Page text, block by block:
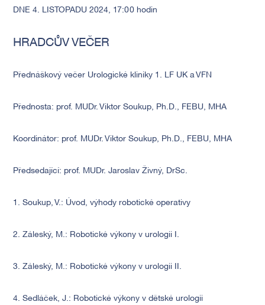
DNE 4. LISTOPADU 2024, 17:00 hodin
HRADCŮV VEČER
Přednáškový večer Urologické kliniky 1. LF UK a VFN
Přednosta: prof. MUDr. Viktor Soukup, Ph.D., FEBU, MHA
Koordinátor: prof. MUDr. Viktor Soukup, Ph.D., FEBU, MHA
Předsedající: prof. MUDr. Jaroslav Živný, DrSc.
1. Soukup, V.: Úvod, výhody robotické operativy
2. Záleský, M.: Robotické výkony v urologii I.
3. Záleský, M.: Robotické výkony v urologii II.
4. Sedláček, J.: Robotické výkony v dětské urologii